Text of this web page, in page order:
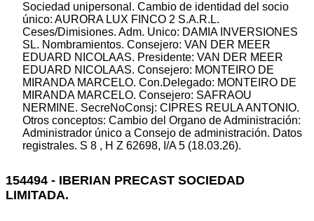
Sociedad unipersonal. Cambio de identidad del socio
único: AURORA LUX FINCO 2 S.A.R.L.
Ceses/Dimisiones. Adm. Unico: DAMIA INVERSIONES
SL. Nombramientos. Consejero: VAN DER MEER
EDUARD NICOLAAS. Presidente: VAN DER MEER
EDUARD NICOLAAS. Consejero: MONTEIRO DE
MIRANDA MARCELO. Con.Delegado: MONTEIRO DE
MIRANDA MARCELO. Consejero: SAFRAOU
NERMINE. SecreNoConsj: CIPRES REULA ANTONIO.
Otros conceptos: Cambio del Organo de Administración:
Administrador único a Consejo de administración. Datos
registrales. S 8 , H Z 62698, I/A 5 (18.03.26).
154494 - IBERIAN PRECAST SOCIEDAD
LIMITADA.